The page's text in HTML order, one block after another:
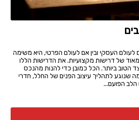
העסקי ובין אם לעולם הפרטי, היא משימה
של דרישות מקצועיות. את הדרישות הללו
הטוב ביותר. הכל כמובן כדי להנות מהנכס
שנוגע לתהליך עיצוב הפנים של החלל, חדרי
הלב הפועם...